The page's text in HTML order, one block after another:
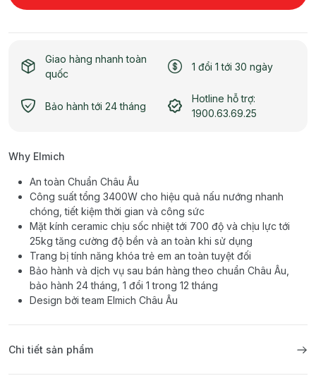
Giao hàng nhanh toàn
quốc
1 đổi 1 tới 30 ngày
Bảo hành tới 24 tháng
Hotline hỗ trợ:
1900.63.69.25
Why Elmich
An toàn Chuẩn Châu Âu
Công suất tổng 3400W cho hiệu quả nấu nướng nhanh
chóng, tiết kiệm thời gian và công sức
Mặt kính ceramic chịu sốc nhiệt tới 700 độ và chịu lực tới
25kg tăng cường độ bền và an toàn khi sử dụng
Trang bị tính năng khóa trẻ em an toàn tuyệt đối
Bảo hành và dịch vụ sau bán hàng theo chuẩn Châu Âu,
bảo hành 24 tháng, 1 đổi 1 trong 12 tháng
Design bởi team Elmich Châu Âu
Chi tiết sản phẩm